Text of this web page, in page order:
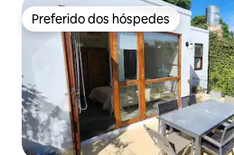
Preferido dos hóspedes
Preferido dos hóspedes